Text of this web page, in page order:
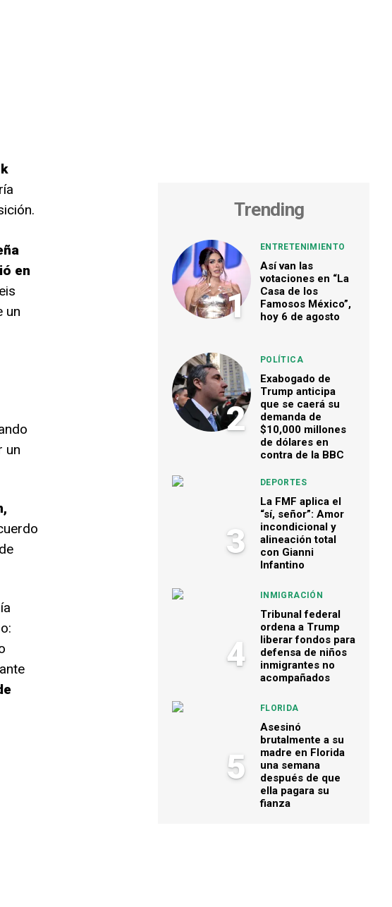
en
un
un
Trending
1
ENTRETENIMIENTO
Así van las
votaciones en “La
Casa de los
Famosos México”,
hoy 6 de agosto
2
POLÍTICA
Exabogado de
Trump anticipa
que se caerá su
demanda de
$10,000 millones
de dólares en
contra de la BBC
3
DEPORTES
La FMF aplica el
“sí, señor”: Amor
incondicional y
alineación total
con Gianni
Infantino
4
INMIGRACIÓN
Tribunal federal
ordena a Trump
liberar fondos para
defensa de niños
inmigrantes no
acompañados
5
FLORIDA
Asesinó
brutalmente a su
madre en Florida
una semana
después de que
ella pagara su
fianza